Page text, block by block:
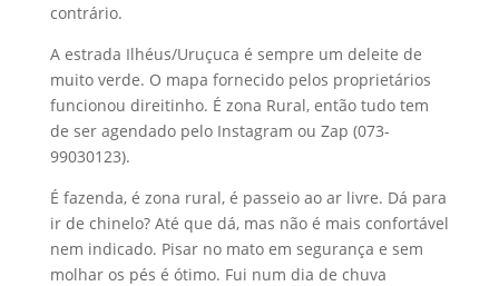
contrário.
A estrada Ilhéus/Uruçuca é sempre um deleite de
muito verde. O mapa fornecido pelos proprietários
funcionou direitinho. É zona Rural, então tudo tem
de ser agendado pelo Instagram ou Zap (073-
99030123).
É fazenda, é zona rural, é passeio ao ar livre. Dá para
ir de chinelo? Até que dá, mas não é mais confortável
nem indicado. Pisar no mato em segurança e sem
molhar os pés é ótimo. Fui num dia de chuva